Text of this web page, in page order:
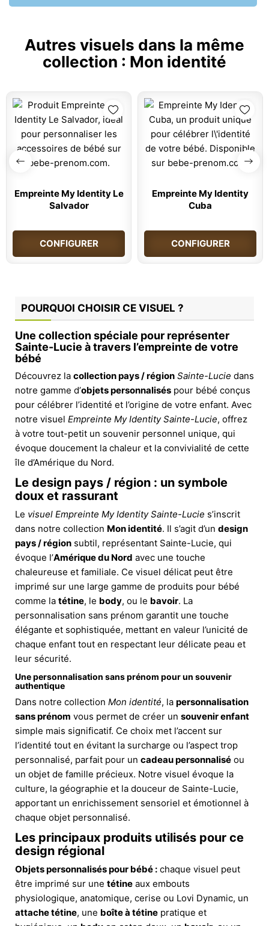
Autres visuels dans la même
collection : Mon identité
Empreinte My Identity Le
Salvador
CONFIGURER
Empreinte My Identity
Cuba
CONFIGURER
POURQUOI CHOISIR CE VISUEL ?
Une collection spéciale pour représenter
Sainte-Lucie à travers l’empreinte de votre
bébé
Découvrez la collection pays / région Sainte-Lucie dans
notre gamme d’objets personnalisés pour bébé conçus
pour célébrer l’identité et l’origine de votre enfant. Avec
notre visuel Empreinte My Identity Sainte-Lucie, offrez
à votre tout-petit un souvenir personnel unique, qui
évoque doucement la chaleur et la convivialité de cette
île d’Amérique du Nord.
Le design pays / région : un symbole
doux et rassurant
Le visuel Empreinte My Identity Sainte-Lucie s’inscrit
dans notre collection Mon identité. Il s’agit d’un design
pays / région subtil, représentant Sainte-Lucie, qui
évoque l’Amérique du Nord avec une touche
chaleureuse et familiale. Ce visuel délicat peut être
imprimé sur une large gamme de produits pour bébé
comme la tétine, le body, ou le bavoir. La
personnalisation sans prénom garantit une touche
élégante et sophistiquée, mettant en valeur l’unicité de
chaque enfant tout en respectant leur délicate peau et
leur sécurité.
Une personnalisation sans prénom pour un souvenir
authentique
Dans notre collection Mon identité, la personnalisation
sans prénom vous permet de créer un souvenir enfant
simple mais significatif. Ce choix met l’accent sur
l’identité tout en évitant la surcharge ou l’aspect trop
personnalisé, parfait pour un cadeau personnalisé ou
un objet de famille précieux. Notre visuel évoque la
culture, la géographie et la douceur de Sainte-Lucie,
apportant un enrichissement sensoriel et émotionnel à
chaque objet personnalisé.
Les principaux produits utilisés pour ce
design régional
Objets personnalisés pour bébé : chaque visuel peut
être imprimé sur une tétine aux embouts
physiologique, anatomique, cerise ou Lovi Dynamic, un
attache tétine, une boîte à tétine pratique et